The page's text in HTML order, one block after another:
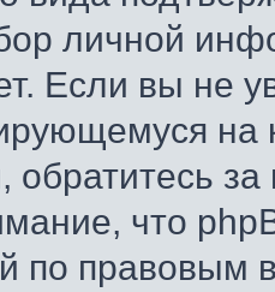
личной
Если вы не
обратитесь
что
по правовым